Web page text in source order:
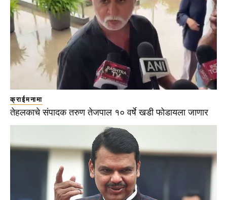
क्राईमनामा
तेहलकाचे संपादक तरुण तेजपाल १० वर्षे खडी फोडायला जाणार